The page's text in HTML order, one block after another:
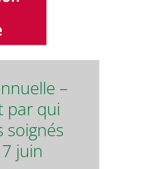
–
par qui
soignés
juin